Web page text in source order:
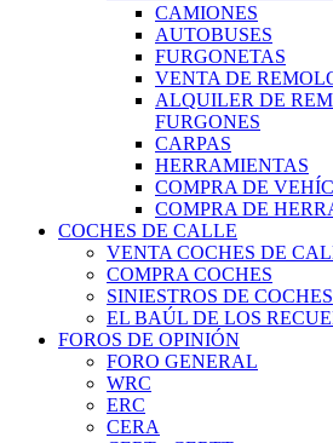
CAMIONES
AUTOBUSES
FURGONETAS
VENTA DE
ALQUILER DE
FURGONES
CARPAS
HERRAMIENTAS
COMPRA DE
COMPRA DE
COCHES DE CALLE
VENTA COCHES DE
COMPRA COCHES
SINIESTROS DE COCHES
EL BAÚL DE LOS
FOROS DE OPINIÓN
FORO GENERAL
WRC
ERC
CERA